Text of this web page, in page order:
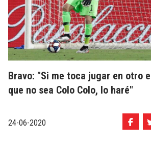
Bravo: "Si me toca jugar en otro
que no sea Colo Colo, lo haré"
24-06-2020